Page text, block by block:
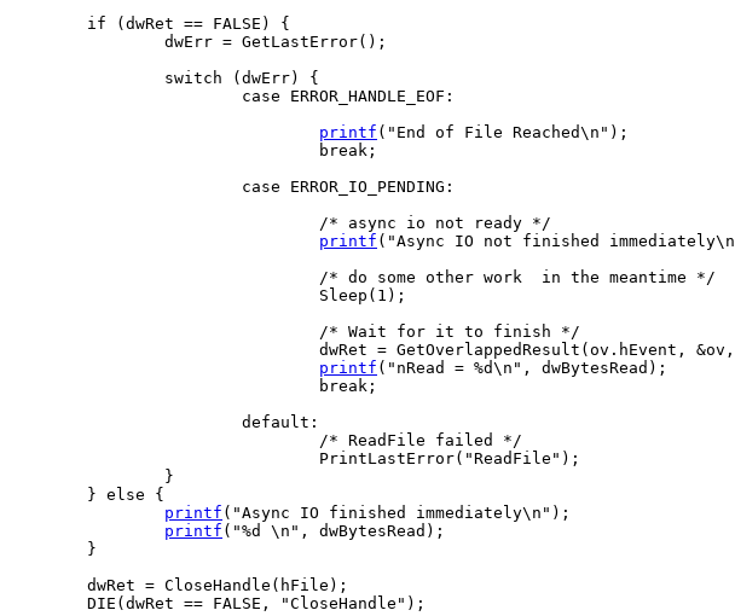
if
( dwRet == FALSE )
{
		dwErr
= GetLastError( ) ;
switch
( dwErr)
{
case ERROR_HANDLE_EOF :
printf ( "End of File Reached\n " ) ;
break ;
case ERROR_IO_PENDING :
/* async io not ready */
printf ( "Async IO not finished immediately\n
/* do some other work  in the meantime */
				Sleep
( 1 ) ;
/* Wait for it to finish */
				dwRet
= GetOverlappedResult ( ov. hEvent , &ov ,
printf ( "nRead = %d\n " , dwBytesRead ) ;
break ;
default :
/* ReadFile failed */
				PrintLastError
( "ReadFile" ) ;
}
} else
{
printf ( "Async IO finished immediately\n " ) ;
printf ( "%d \n " , dwBytesRead ) ;
}
	dwRet
= CloseHandle ( hFile ) ;
	DIE
( dwRet == FALSE , "CloseHandle" ) ;